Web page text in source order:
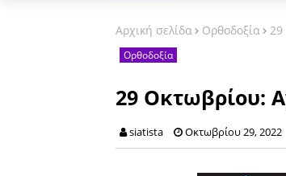
Αρχική σελίδα Ορθοδοξία 29
Ορθοδοξία
29 Οκτωβρίου:
siatista Οκτωβρίου 29, 2022